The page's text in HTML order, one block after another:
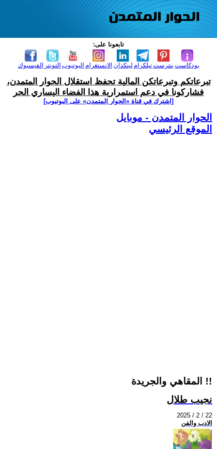
تابعونا على:
الفيسبوك التويتر اليوتيوب الانستغرام لينكدإن تيلكرامبنترست بودكاست
تبرعاتكم وتبرعاتكن المالية تحفظ استقلال الحوار المتمدن،
فشاركونا في دعم استمرارية هذا الفضاء اليساري الحر
[اشترك في قناة ‫«الحوار المتمدن» على اليوتيوب]
الحوار المتمدن - موبايل
الموقع الرئيسي
المقاهي والجريدة !!
نجيب طلال
2025 / 2 / 22
الادب والفن